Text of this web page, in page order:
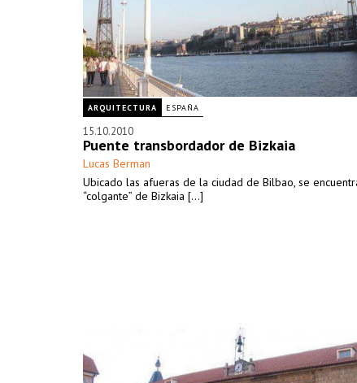
ARQUITECTURA ESPAÑA
15.10.2010
Puente transbordador de Bizkaia
Lucas Berman
Ubicado las afueras de la ciudad de Bilbao, se
“colgante” de Bizkaia [...]